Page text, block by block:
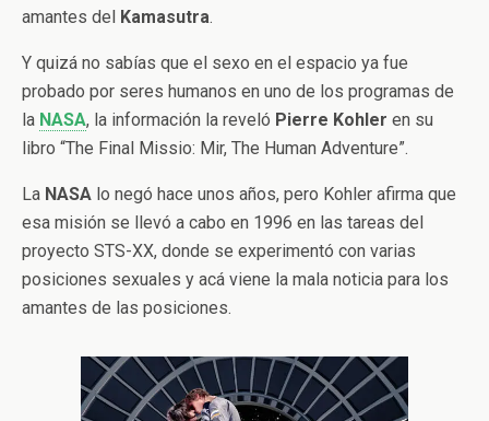
amantes del Kamasutra.
Y quizá no sabías que el sexo en el espacio ya fue
probado por seres humanos en uno de los programas de
la NASA, la información la reveló Pierre Kohler en su
libro “The Final Missio: Mir, The Human Adventure”.
La NASA lo negó hace unos años, pero Kohler afirma que
esa misión se llevó a cabo en 1996 en las tareas del
proyecto STS-XX, donde se experimentó con varias
posiciones sexuales y acá viene la mala noticia para los
amantes de las posiciones.